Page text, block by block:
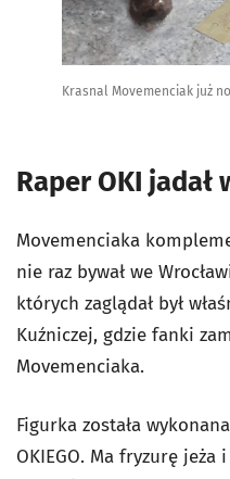
Krasnal Movemenciak już
Raper OKI jadał
Movemenciaka
nie raz bywał we
których zaglądał był
Kuźniczej, gdzie fanki
Movemenciaka.
Figurka została
OKIEGO. Ma fryzurę